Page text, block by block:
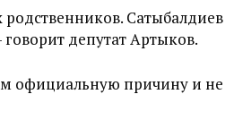
Сатыбалдиев
депутат Артыков.
официальную причину и не